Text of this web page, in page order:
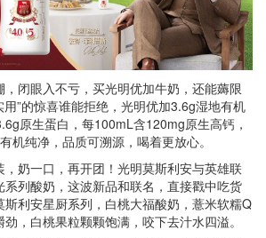
，闭眼入不亏，买光明优加牛奶，还能薅限
用”的惊喜谁能拒绝，光明优加3.6g湿地有机
原生蛋白，每100mL含120mg原生高钙，
机纯净，品质可溯源，喝着更放心。
奶一口，再开团！光明莫斯利安与英雄联
系列酸奶，这波新品和联名，直接戳中吃货
利安星厨系列，白桃大福酸奶，薏米软糯Q
，白桃果粒颗颗饱满，咬下去汁水四溢。